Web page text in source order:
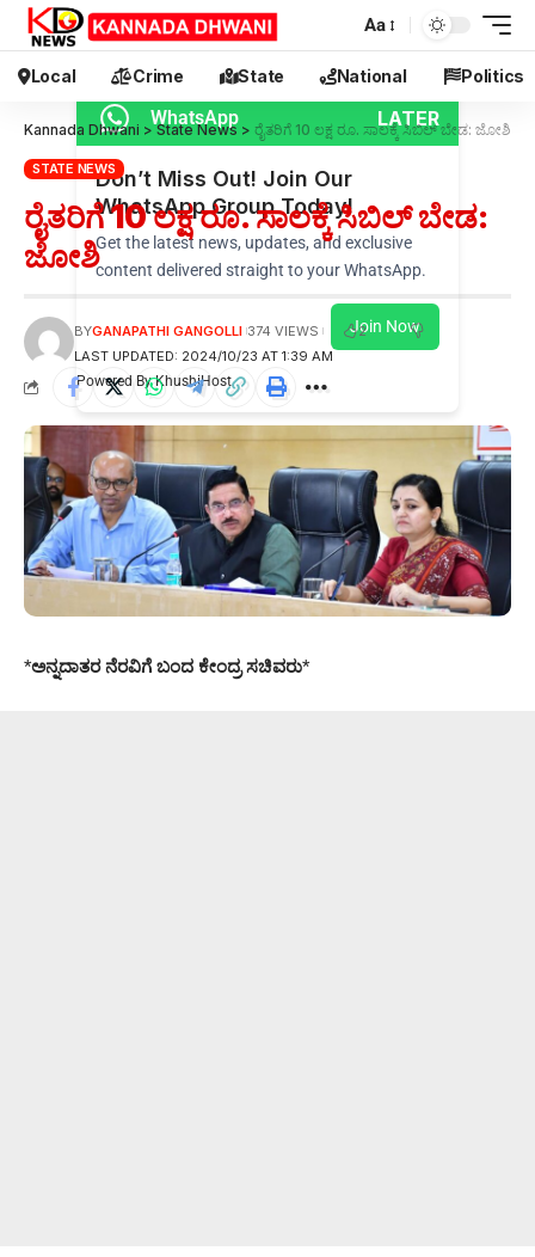
Aa
Local Crime State National Politics
Kannada Dhwani >State News > ರೈತರಿಗೆ 10 ಲಕ್ಷ ರೂ. ಸಾಲಕ್ಕೆ ಸಿಬಿಲ್ ಬೇಡ: ಜೋಶಿ
STATE NEWS
ರೈತರಿಗೆ 10 ಲಕ್ಷ ರೂ. ಸಾಲಕ್ಕೆ ಸಿಬಿಲ್ ಬೇಡ:
ಜೋಶಿ
LAST UPDATED: 2024/10/23 AT 1:39 AM
BYGANAPATHI GANGOLLI 374 VIEWS 2
*ಅನ್ನದಾತರ ನೆರವಿಗೆ ಬಂದ ಕೇಂದ್ರ ಸಚಿವರು*
WhatsApp LATER
Don’t Miss Out! Join Our
WhatsApp Group Today!
Get the latest news, updates, and exclusive
content delivered straight to your WhatsApp.
Join Now
Powered By KhushiHost